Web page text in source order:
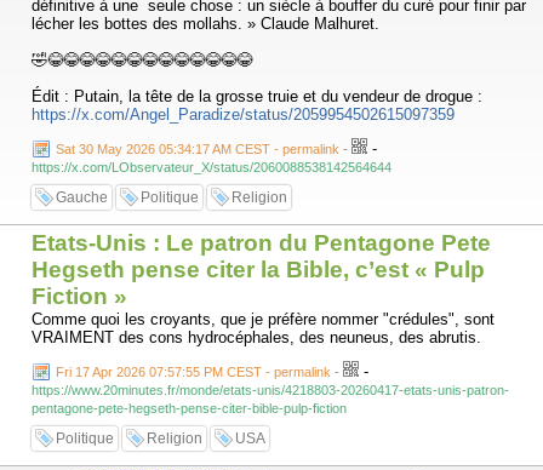
définitive à une seule chose : un siècle à bouffer du curé pour finir par
lécher les bottes des mollahs. » Claude Malhuret.
🤣😂😂😂😂😂😂😂😂😂😂😂😂😂
Édit : Putain, la tête de la grosse truie et du vendeur de drogue :
https://x.com/Angel_Paradize/status/2059954502615097359
Sat 30 May 2026 05:34:17 AM CEST - permalink - -
https://x.com/LObservateur_X/status/2060088538142564644
Gauche Politique Religion
Etats-Unis : Le patron du Pentagone Pete
Hegseth pense citer la Bible, c’est « Pulp
Fiction »
Comme quoi les croyants, que je préfère nommer "crédules", sont
VRAIMENT des cons hydrocéphales, des neuneus, des abrutis.
Fri 17 Apr 2026 07:57:55 PM CEST - permalink - -
https://www.20minutes.fr/monde/etats-unis/4218803-20260417-etats-unis-patron-
pentagone-pete-hegseth-pense-citer-bible-pulp-fiction
Politique Religion USA